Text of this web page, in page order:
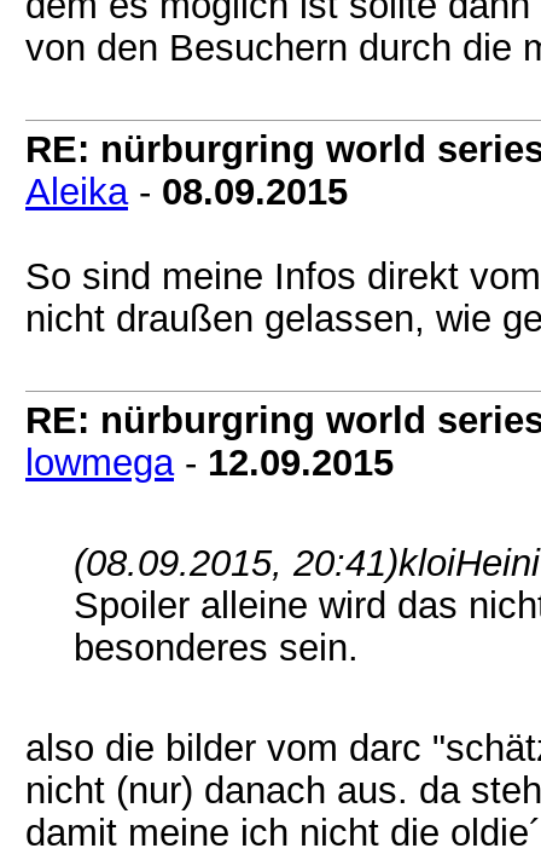
von den Besuchern durch die
RE: nürburgring world
Aleika- 08.09.2015
So sind meine Infos direkt
nicht draußen gelassen, wie
RE: nürburgring world
lowmega- 12.09.2015
(08.09.2015, 20:41)
Spoiler alleine wird das
besonderes sein.
also die bilder vom darc
nicht (nur) danach aus. da
damit meine ich nicht die